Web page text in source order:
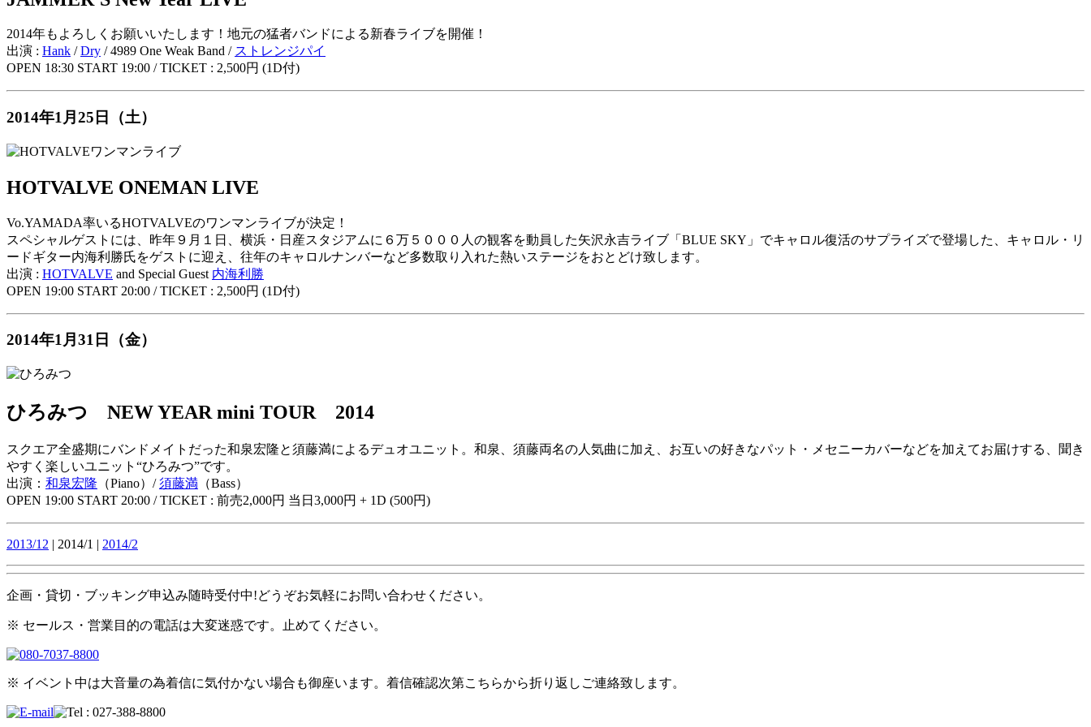
2014年もよろしくお願いいたします！地元の猛者バンドによる新春ライブを開催！
出演 : Hank /Dry / 4989 One Weak Band / ストレンジパイ
OPEN 18:30 START 19:00 / TICKET : 2,500円 (1D付)
2014年1月25日（土）
HOTVALVE ONEMAN LIVE
Vo.YAMADA率いるHOTVALVEのワンマンライブが決定！
スペシャルゲストには、昨年９月１日、横浜・日産スタジアムに６万５０００人の観客を動員した矢沢永吉ライブ「BLUE SKY」でキャロル復活のサプライズで登場した、キャロル・リ
ードギター内海利勝氏をゲストに迎え、往年のキャロルナンバーなど多数取り入れた熱いステージをおとどけ致します。
出演 : HOTVALVE and Special Guest 内海利勝
OPEN 19:00 START 20:00 / TICKET : 2,500円 (1D付)
2014年1月31日（金）
ひろみつ NEW YEAR mini TOUR 2014
スクエア全盛期にバンドメイトだった和泉宏隆と須藤満によるデュオユニット。和泉、須藤両名の人気曲に加え、お互いの好きなパット・メセニーカバーなどを加えてお届けする、聞き
やすく楽しいユニット“ひろみつ”です。
出演： 和泉宏隆 （Piano）/須藤満 （Bass）
OPEN 19:00 START 20:00 / TICKET : 前売2,000円 当日3,000円 + 1D (500円)
2013/12 | 2014/1 | 2014/2
企画・貸切・ブッキング申込み随時受付中!どうぞお気軽にお問い合わせください。
※ セールス・営業目的の電話は大変迷惑です。止めてください。
※ イベント中は大音量の為着信に気付かない場合も御座います。着信確認次第こちらから折り返しご連絡致します。